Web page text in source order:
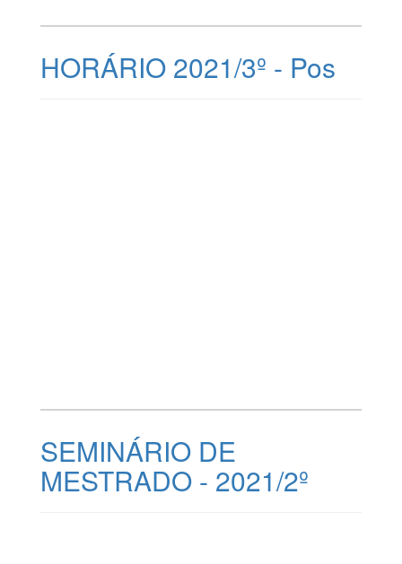
HORÁRIO 2021/3º - Pos
SEMINÁRIO DE
MESTRADO - 2021/2º